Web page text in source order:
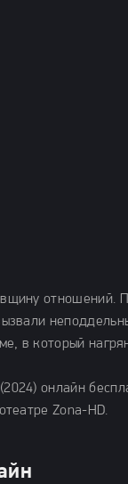
отношений.
в который
онлайн
Zona-HD.